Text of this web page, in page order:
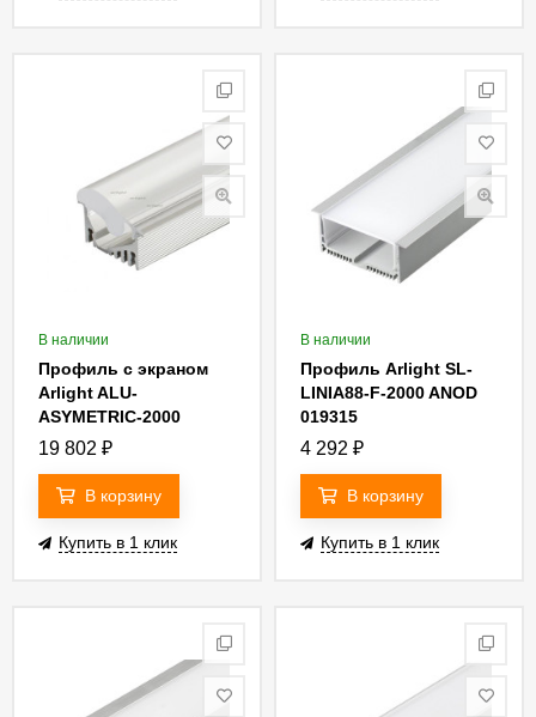
В наличии
Профиль с экраном
Arlight ALU-
ASYMETRIC-2000
ANOD+FROST LENS
19 802 ₽
В корзину
Купить в 1 клик
В наличии
Профиль Arlight SL-
LINIA88-F-2000 ANOD
019315
4 292 ₽
В корзину
Купить в 1 клик